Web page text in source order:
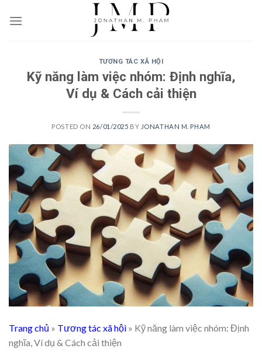
TƯƠNG TÁC XÃ HỘI
Kỹ năng làm việc nhóm: Định nghĩa,
Ví dụ & Cách cải thiện
POSTED ON 26/01/2025 BY JONATHAN M. PHAM
Trang chủ » Tương tác xã hội » Kỹ năng làm việc nhóm: Định
nghĩa, Ví dụ & Cách cải thiện